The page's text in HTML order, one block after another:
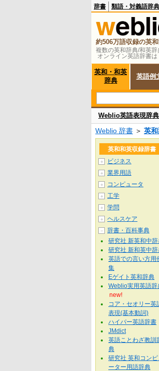
複数の英和辞典/和英辞
オンライン英語辞書は
辞書 類語・対義語辞典
約506万語収録の英
英和・和英
辞典
英語例
Weblio英語表現辞
Weblio 辞書 ＞ 英
英和和英収録辞書
＋ ビジネス
＋ 業界用語
＋ コンピュータ
＋ 工学
＋ 学問
＋ ヘルスケア
－
辞書・百科事典
研究社 新英和中
研究社 新和英中
英語での言い方用
集
Eゲイト英和辞典
Weblio実用英語辞
new!
コア・セオリー英
表現(基本動詞)
ハイパー英語辞書
JMdict
英語ことわざ教訓
典
研究社 英和コンピ
ーター用語辞典